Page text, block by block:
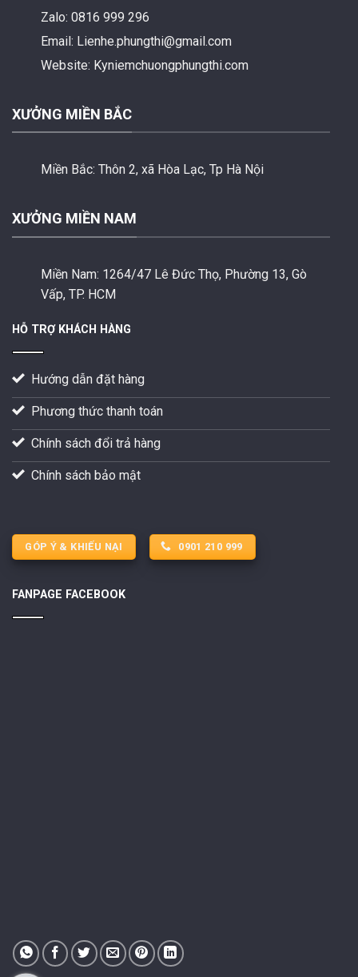
Zalo: 0816 999 296
Email: Lienhe.phungthi@gmail.com
Website: Kyniemchuongphungthi.com
XƯỞNG MIỀN BẮC
Miền Bắc: Thôn 2, xã Hòa Lạc, Tp Hà Nội
XƯỞNG MIỀN NAM
Miền Nam: 1264/47 Lê Đức Thọ, Phường 13, Gò
Vấp, TP. HCM
HỖ TRỢ KHÁCH HÀNG
Hướng dẫn đặt hàng
Phương thức thanh toán
Chính sách đổi trả hàng
Chính sách bảo mật
GÓP Ý & KHIẾU NẠI 0901 210 999
FANPAGE FACEBOOK